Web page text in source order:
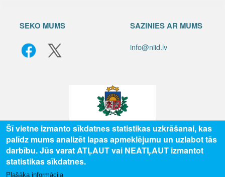
SEKO MUMS SAZINIES AR MUMS
info@niid.lv
© 2025 Valsts izglītības attīstības aģentūra, publicētā satura visas tiesības
Šī vietne izmanto sīkdatnes statistikas uzkrāšanai, kas
palīdz mums analizēt lapas apmeklējumu un uzlabot tās
darbību. Jūs varat ATĻAUT vai NEATĻAUT izmantot
statistikas sīkdatnes.
Plašāka informācija